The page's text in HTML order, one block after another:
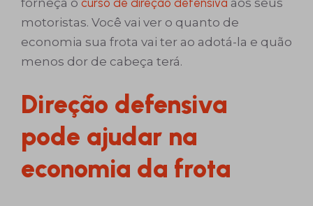
motoristas. Você vai ver o quanto de
economia sua frota vai ter ao adotá-la e quão
menos dor de cabeça terá.
Direção defensiva
pode ajudar na
economia da frota